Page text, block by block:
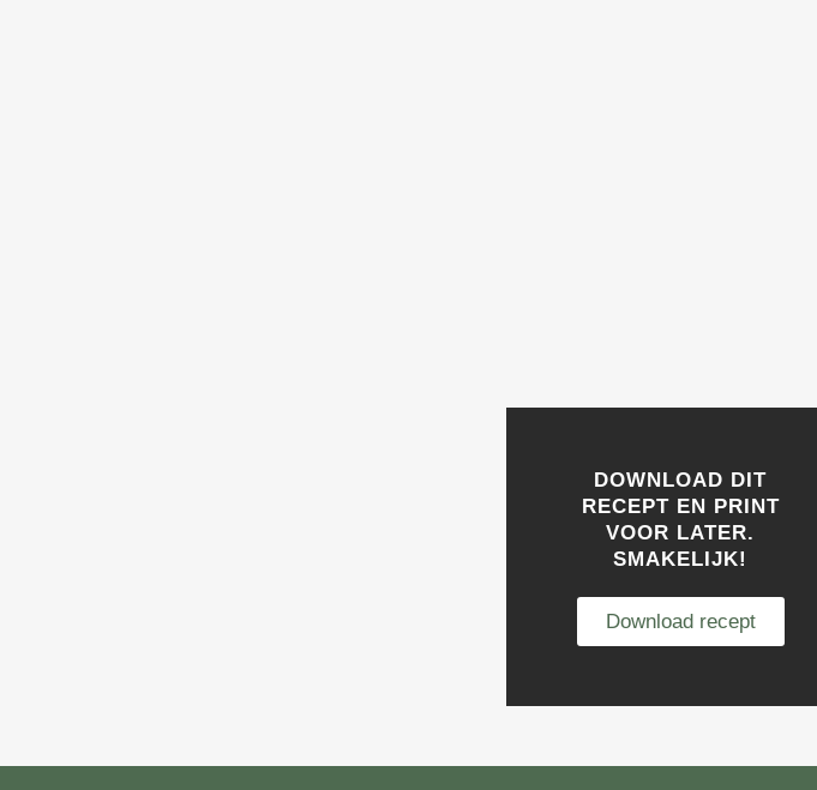
DOWNLOAD DIT
RECEPT EN PRINT
VOOR LATER.
SMAKELIJK!
Download recept